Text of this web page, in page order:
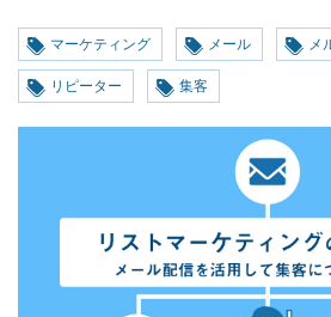
マーケティング メール メ
リピーター 集客